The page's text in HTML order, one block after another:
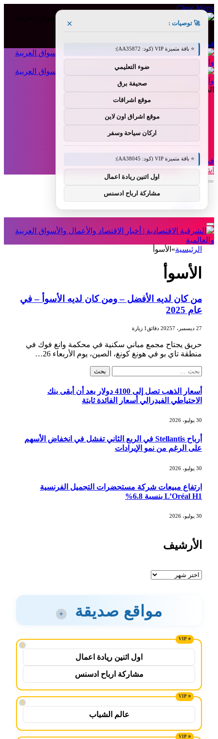
Close Menu
فيسبوك
الجمعة, أغسطس 7
إخلاء المسؤولية
سياسة الخصوصية
اتصل بنا
فيسبوك X (Twitter) الانستغرام
اشراق لنك
الرئيسية» الأسوأ
الأسوأ
من كان لديه الأفضل – ومن كان لديه الأسوأ – في
عام 2025
27 ديسمبر، 2025 7 دقائق 1 زيارة
حريق يجتاح مجمع مباني سكنية في محكمة وانغ فوك في
منطقة تاي بو في هونغ كونغ، الصين، يوم الأربعاء 26…
البحث
أسعار الذهب تصل إلى 4100 دولار بعد أن أبقى بنك
الاحتياطي الفيدرالي أسعار الفائدة ثابتة
30 يوليو، 2026
أرباح Stellantis في الربع الثاني تفشل في انخفاض الأسهم
على الرغم من نمو الإيرادات
30 يوليو، 2026
ارتفاع مبيعات شركة مستحضرات التجميل الفرنسية
L’Oréal H1 بنسبة 6.8%
30 يوليو، 2026
الأرشيف
الأرشيف
مواقع صديقة +
!
اول اثنين ريادة اعمال
مشاركة ارباح ادسنس
!
عالم الشباب
🚀 توصيات : ×
⭐ باقة متميزة VIP (كود: AA35872):
ضوء التعليمي
صحيفة برق
موقع اشراقات
موقع اشراق اون لاين
اركان سياحة وسفر
⭐ باقة متميزة VIP (كود: AA38045):
اول اثنين ريادة اعمال
مشاركة ارباح ادسنس